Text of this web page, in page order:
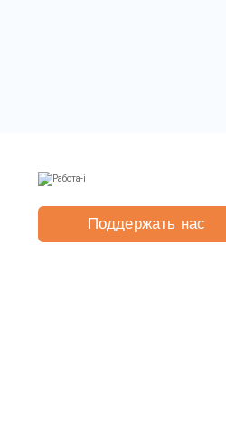
Поддержать нас